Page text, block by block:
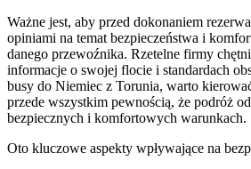
Ważne jest, aby przed dokonaniem
opiniami na temat bezpieczeństwa i
danego przewoźnika. Rzetelne firmy
informacje o swojej flocie i standardach
busy do Niemiec z Torunia, warto
przede wszystkim pewnością, że podróż
bezpiecznych i komfortowych warunkach.
Oto kluczowe aspekty wpływające na